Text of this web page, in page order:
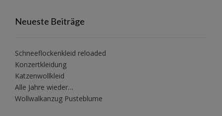
Neueste Beiträge
Schneeflockenkleid reloaded
Konzertkleidung
Katzenwollkleid
Alle Jahre wieder…
Wollwalkanzug Pusteblume